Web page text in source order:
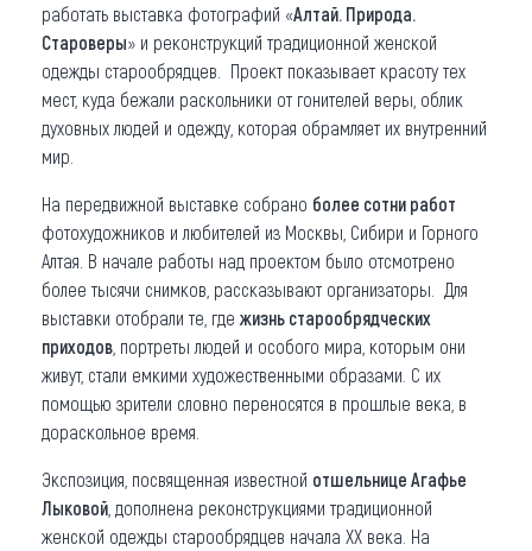
работать выставка фотографий «Алтай. Природа.
Староверы» и реконструкций традиционной женской
одежды старообрядцев. Проект показывает красоту тех
мест, куда бежали раскольники от гонителей веры, облик
духовных людей и одежду, которая обрамляет их внутренний
мир.
На передвижной выставке собрано более сотни работ
фотохудожников и любителей из Москвы, Сибири и Горного
Алтая. В начале работы над проектом было отсмотрено
более тысячи снимков, рассказывают организаторы. Для
выставки отобрали те, где жизнь старообрядческих
приходов , портреты людей и особого мира, которым они
живут, стали емкими художественными образами. С их
помощью зрители словно переносятся в прошлые века, в
дораскольное время.
Экспозиция, посвященная известной отшельнице Агафье
Лыковой , дополнена реконструкциями традиционной
женской одежды старообрядцев начала ХХ века. На